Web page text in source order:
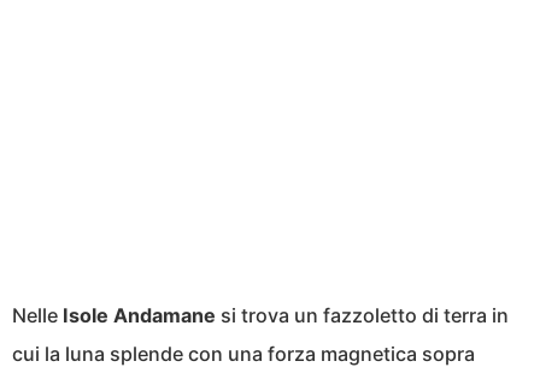
Nelle Isole Andamane si trova un fazzoletto di terra in
cui la luna splende con una forza magnetica sopra